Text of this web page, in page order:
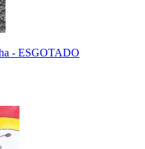
- ESGOTADO